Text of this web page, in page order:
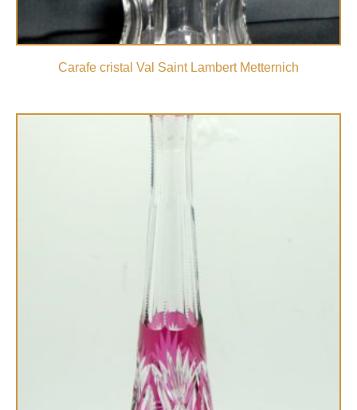
Carafe cristal Val Saint Lambert Metternich